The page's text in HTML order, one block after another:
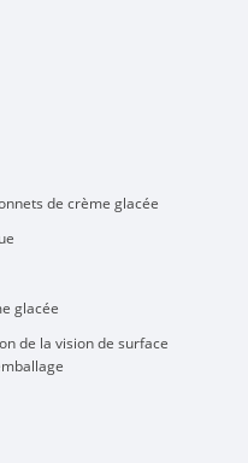
de crème glacée
glacée
de la vision de surface